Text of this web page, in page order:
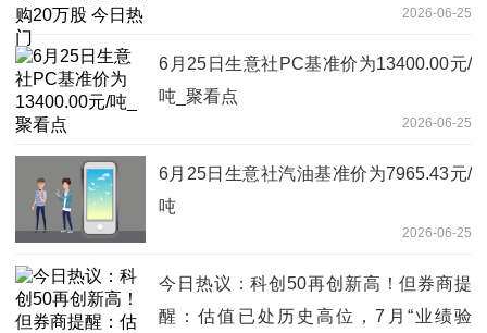
2026-06-25
6月25日生意社PC基准价为13400.00元/
吨_聚看点
2026-06-25
6月25日生意社汽油基准价为7965.43元/
吨
2026-06-25
今日热议：科创50再创新高！但券商提
醒：估值已处历史高位，7月“业绩验